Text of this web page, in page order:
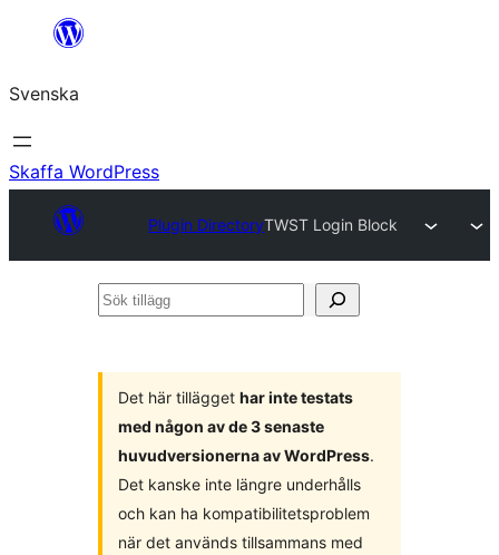
Hoppa
innehåll
Svenska
Skaffa WordPress
Plugin DirectoryTWST Login Block
Sök
Det här tillägget har inte testats
med någon av de 3 senaste
huvudversionerna av WordPress.
Det kanske inte längre underhålls
och kan ha kompatibilitetsproblem
när det används tillsammans med